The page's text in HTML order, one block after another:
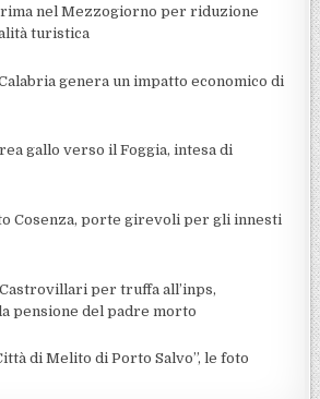
nel Mezzogiorno per riduzione
turistica
genera un impatto economico di
gallo verso il Foggia, intesa di
Cosenza, porte girevoli per gli innesti
per truffa all’inps,
pensione del padre morto
di Melito di Porto Salvo”, le foto